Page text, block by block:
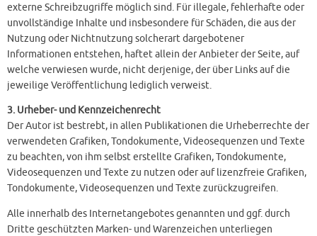
externe Schreibzugriffe möglich sind. Für illegale, fehlerhafte oder
unvollständige Inhalte und insbesondere für Schäden, die aus der
Nutzung oder Nichtnutzung solcherart dargebotener
Informationen entstehen, haftet allein der Anbieter der Seite, auf
welche verwiesen wurde, nicht derjenige, der über Links auf die
jeweilige Veröffentlichung lediglich verweist.
3. Urheber- und Kennzeichenrecht
Der Autor ist bestrebt, in allen Publikationen die Urheberrechte der
verwendeten Grafiken, Tondokumente, Videosequenzen und Texte
zu beachten, von ihm selbst erstellte Grafiken, Tondokumente,
Videosequenzen und Texte zu nutzen oder auf lizenzfreie Grafiken,
Tondokumente, Videosequenzen und Texte zurückzugreifen.
Alle innerhalb des Internetangebotes genannten und ggf. durch
Dritte geschützten Marken- und Warenzeichen unterliegen